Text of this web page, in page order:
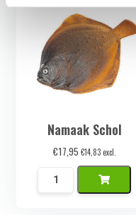
Namaak Schol
€17,95 €14,83excl.
Namaak